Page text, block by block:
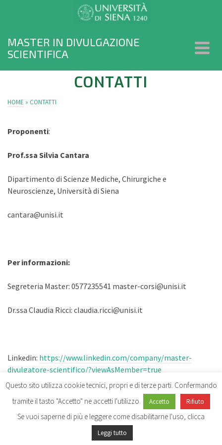
MASTER IN DIVULGAZIONE
SCIENTIFICA
CONTATTI
HOME » CONTATTI
Proponenti:
Prof.ssa Silvia Cantara
Dipartimento di Scienze Mediche, Chirurgiche e
Neuroscienze, Università di Siena
cantara@unisi.it
Per informazioni:
Segreteria Master: 0577235541 master-corsi@unisi.it
Dr.ssa Claudia Ricci: claudia.ricci@unisi.it
Linkedin: https://www.linkedin.com/company/master-
divulgatore-scientifico/?viewAsMember=true
© 2026 MASTER IN DIVULGAZIONE SCIENTIFICA
Questo sito utilizza cookie tecnici, propri e di terze parti. Confermando
tramite il tasto "Accetto" ne accetti l'utilizzo.
Accetto Rifiuto
Se vuoi saperne di più e leggere come disabilitarne l'uso, clicca
Leggi tutto